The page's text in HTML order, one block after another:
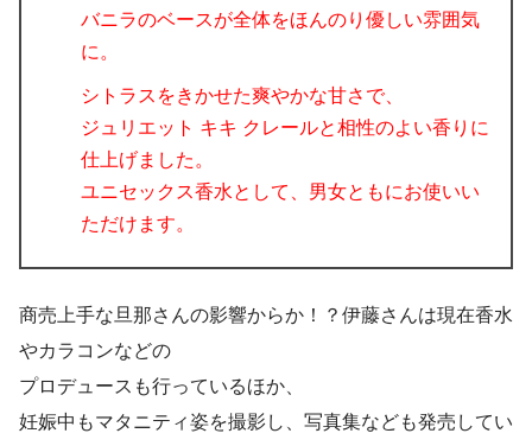
バニラのベースが全体をほんのり優しい雰囲気
に。
シトラスをきかせた爽やかな甘さで、
ジュリエット キキ クレールと相性のよい香りに
仕上げました。
ユニセックス香水として、男女ともにお使いい
ただけます。
商売上手な旦那さんの影響からか！？伊藤さんは現在香水
やカラコンなどの
プロデュースも行っているほか、
妊娠中もマタニティ姿を撮影し、写真集なども発売してい